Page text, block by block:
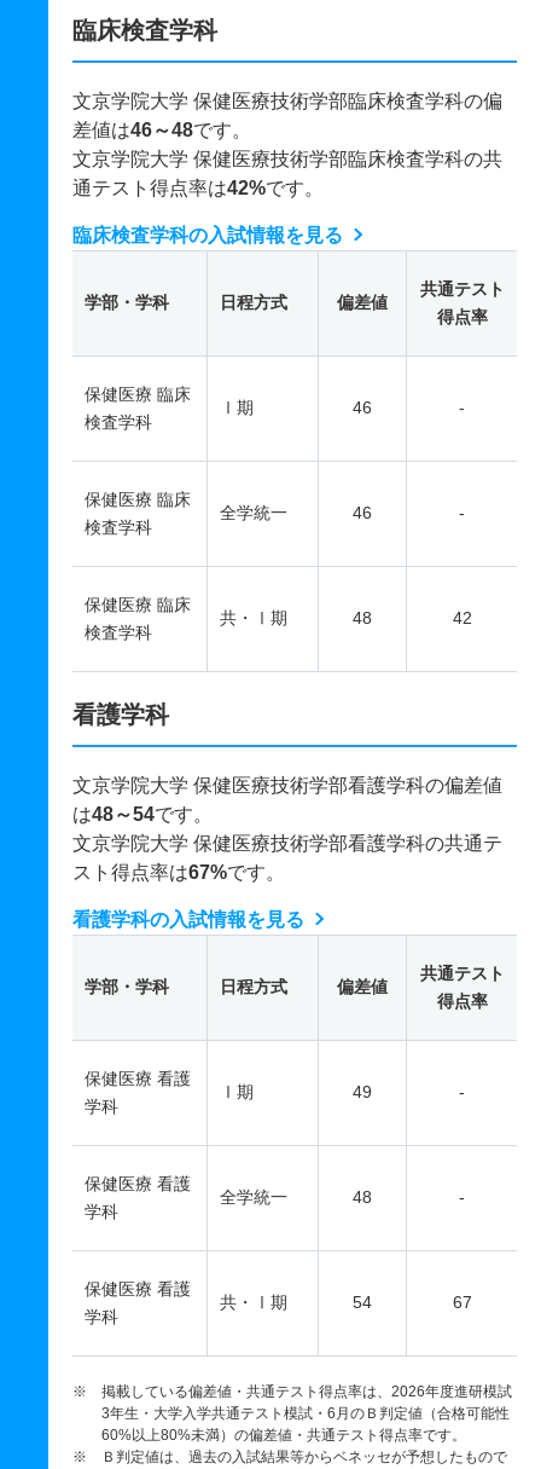
臨床検査学科
文京学院大学 保健医療技術学部臨床検査学科の偏
差値は46～48です。
文京学院大学 保健医療技術学部臨床検査学科の共
通テスト得点率は42%です。
臨床検査学科の入試情報を見る
学部・学科 日程方式 偏差値
共通テスト
得点率
保健医療 臨床
検査学科
Ⅰ期 46 -
保健医療 臨床
検査学科
全学統一 46 -
保健医療 臨床
検査学科
共・Ⅰ期 48 42
看護学科
文京学院大学 保健医療技術学部看護学科の偏差値
は48～54です。
文京学院大学 保健医療技術学部看護学科の共通テ
スト得点率は67%です。
看護学科の入試情報を見る
学部・学科 日程方式 偏差値
共通テスト
得点率
保健医療 看護
学科
Ⅰ期 49 -
保健医療 看護
学科
全学統一 48 -
保健医療 看護
学科
共・Ⅰ期 54 67
※ 掲載している偏差値・共通テスト得点率は、2026年度進研模試
3年生・大学入学共通テスト模試・6月のＢ判定値（合格可能性
60%以上80%未満）の偏差値・共通テスト得点率です。
※ Ｂ判定値は、過去の入試結果等からベネッセが予想したもので